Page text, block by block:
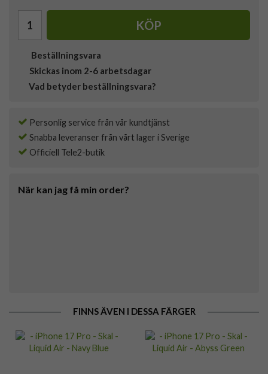
KÖP
Beställningsvara
Skickas inom 2-6 arbetsdagar
Vad betyder beställningsvara?
Personlig service från vår kundtjänst
Snabba leveranser från vårt lager i Sverige
Officiell Tele2-butik
När kan jag få min order?
FINNS ÄVEN I DESSA FÄRGER